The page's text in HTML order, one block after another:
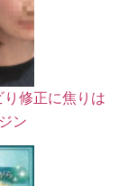
修正に焦りは
ン